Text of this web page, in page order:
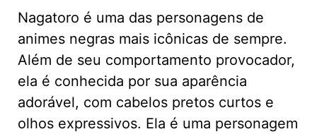
Nagatoro é uma das personagens de
animes negras mais icônicas de sempre.
Além de seu comportamento provocador,
ela é conhecida por sua aparência
adorável, com cabelos pretos curtos e
olhos expressivos. Ela é uma personagem